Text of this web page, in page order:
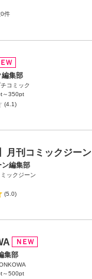
件
編集部
コミック
～350pt
(4.1)
月刊コミックジーン
ン編集部
ックジーン
(5.0)
集部
～500pt